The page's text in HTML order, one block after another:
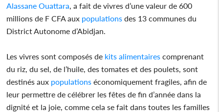
Alassane Ouattara, a fait de vivres d’une valeur de 600
millions de F CFA aux populations des 13 communes du
District Autonome d’Abidjan.
Les vivres sont composés de kits alimentaires comprenant
du riz, du sel, de l’huile, des tomates et des poulets, sont
destinés aux populations économiquement fragiles, afin de
leur permettre de célébrer les fêtes de fin d’année dans la
dignité et la joie, comme cela se fait dans toutes les familles